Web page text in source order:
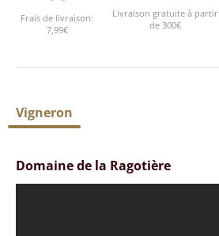
Frais de livraison:
7,99€
Livraison gratuite à partir
de 300€
Vigneron
Domaine de la Ragotière